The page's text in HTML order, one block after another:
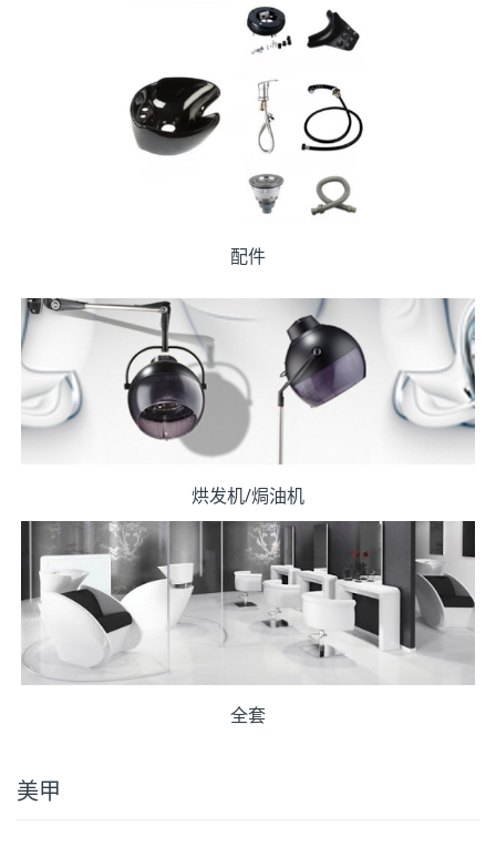
配件
烘发机/焗油机
全套
美甲